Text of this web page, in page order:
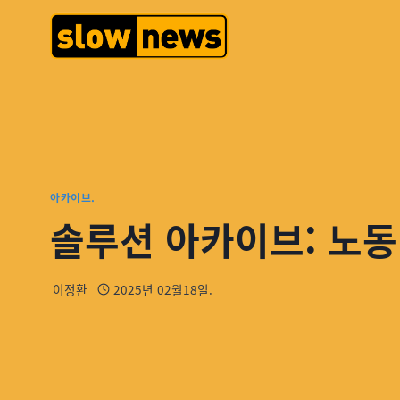
아카이브.
솔루션 아카이브: 노
이정환 2025년 02월18일.